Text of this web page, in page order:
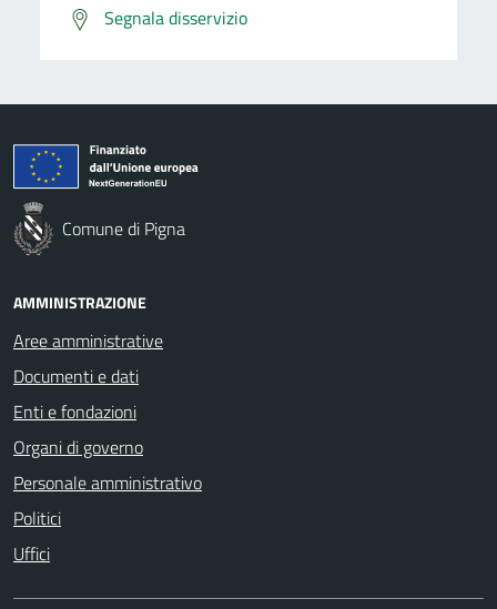
Segnala disservizio
Comune di Pigna
AMMINISTRAZIONE
Aree amministrative
Documenti e dati
Enti e fondazioni
Organi di governo
Personale amministrativo
Politici
Uffici